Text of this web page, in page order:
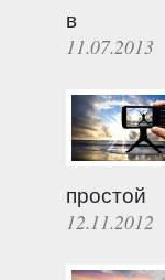
в
11.07.2013
простой
12.11.2012